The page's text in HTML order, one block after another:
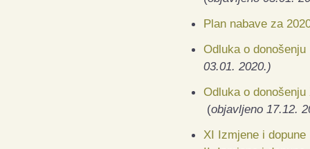
Plan nabave za
Odluka o
03.01. 2020.)
Odluka o
(objavljeno 17.12.
XI Izmjene i dopune